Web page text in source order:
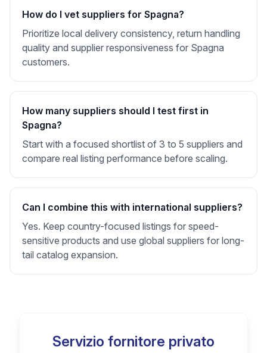
How do I vet suppliers for Spagna?
Prioritize local delivery consistency, return handling
quality and supplier responsiveness for Spagna
customers.
How many suppliers should I test first in
Spagna?
Start with a focused shortlist of 3 to 5 suppliers and
compare real listing performance before scaling.
Can I combine this with international suppliers?
Yes. Keep country-focused listings for speed-
sensitive products and use global suppliers for long-
tail catalog expansion.
Servizio fornitore privato